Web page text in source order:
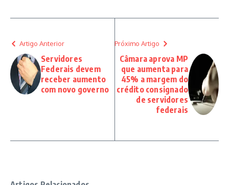
Artigo Anterior
Servidores
Federais devem
receber aumento
com novo governo
Próximo Artigo
Câmara aprova MP
que aumenta para
45% a margem do
crédito consignado
de servidores
federais